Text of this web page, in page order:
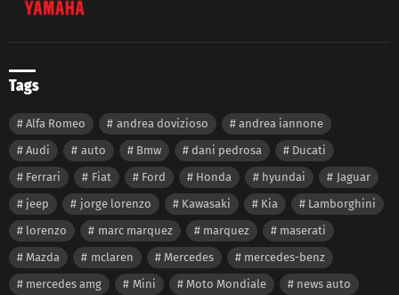
Tags
Alfa Romeo andrea dovizioso
andrea iannone
Audi
auto Bmw dani pedrosa
Ducati
Ferrari
Fiat Ford Honda hyundai
Jaguar
jeep
jorge lorenzo Kawasaki Kia
Lamborghini
lorenzo
marc marquez marquez
maserati
Mazda
mclaren Mercedes
mercedes-benz
mercedes amg
Mini Moto Mondiale
news auto